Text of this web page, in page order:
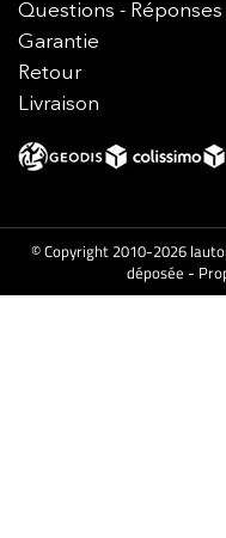
Questions - Réponses
Garantie
Retour
Livraison
© Copyright 2010-2026
déposée -